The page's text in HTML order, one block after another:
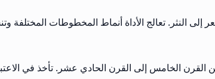
إلى النثر. تعالج الأداة أنماط المخطوطات المختلفة
الخامس إلى القرن الحادي عشر. تأخذ في الاعتبار